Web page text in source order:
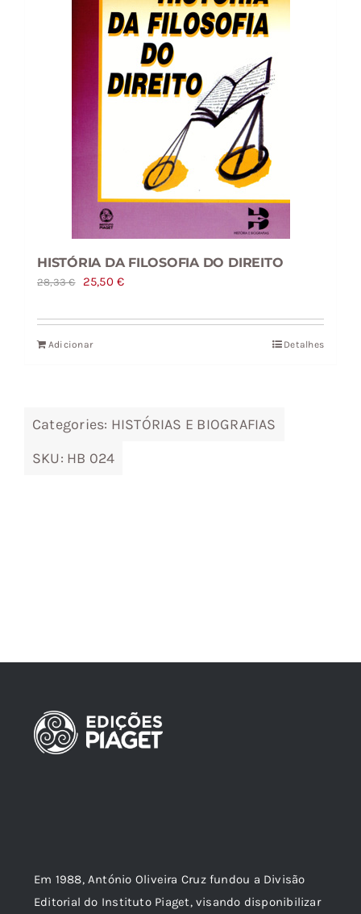
HISTÓRIA DA FILOSOFIA DO DIREITO
28,33€
O
original
era:
25,50€O
atual
Adicionar Detalhes
Categories: HISTÓRIAS E BIOGRAFIAS
SKU: HB 024
Em 1988, António Oliveira Cruz fundou a Divisão
Editorial do Instituto Piaget, visando disponibilizar